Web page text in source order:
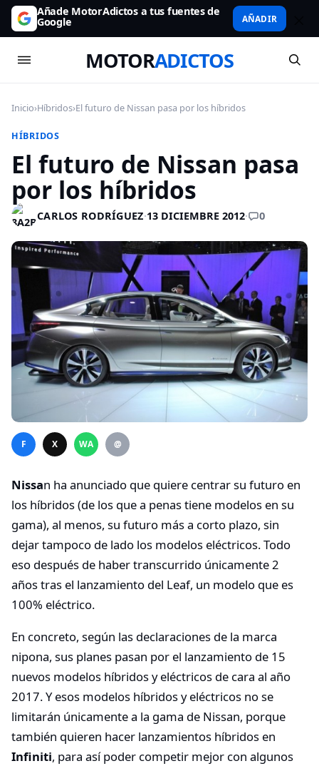
Añade MotorAdictos a tus fuentes de
Google AÑADIR
MOTORADICTOS
Inicio›Híbridos›El futuro de Nissan pasa por los híbridos
HÍBRIDOS
El futuro de Nissan pasa
por los híbridos
CARLOS RODRÍGUEZ·13 DICIEMBRE 2012· 0
F X WA @
Nissan ha anunciado que quiere centrar su futuro en
los híbridos (de los que a penas tiene modelos en su
gama), al menos, su futuro más a corto plazo, sin
dejar tampoco de lado los modelos eléctricos. Todo
eso después de haber transcurrido únicamente 2
años tras el lanzamiento del Leaf, un modelo que es
100% eléctrico.
En concreto, según las declaraciones de la marca
nipona, sus planes pasan por el lanzamiento de 15
nuevos modelos híbridos y eléctricos de cara al año
2017. Y esos modelos híbridos y eléctricos no se
limitarán únicamente a la gama de Nissan, porque
también quieren hacer lanzamientos híbridos en
Infiniti, para así poder competir mejor con algunos